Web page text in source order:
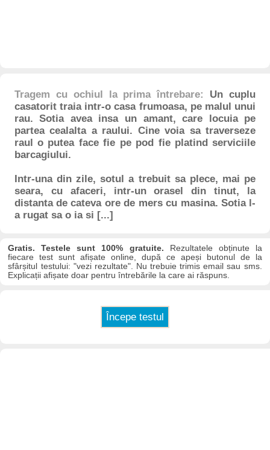
Tragem cu ochiul la prima întrebare: Un cuplu
casatorit traia intr-o casa frumoasa, pe malul unui
rau. Sotia avea insa un amant, care locuia pe
partea cealalta a raului. Cine voia sa traverseze
raul o putea face fie pe pod fie platind serviciile
barcagiului.
Intr-una din zile, sotul a trebuit sa plece, mai pe
seara, cu afaceri, intr-un orasel din tinut, la
distanta de cateva ore de mers cu masina. Sotia l-
a rugat sa o ia si [...]
Gratis. Testele sunt 100% gratuite. Rezultatele obținute la
fiecare test sunt afișate online, după ce apeși butonul de la
sfârșitul testului: "vezi rezultate". Nu trebuie trimis email sau sms.
Explicații afișate doar pentru întrebările la care ai răspuns.